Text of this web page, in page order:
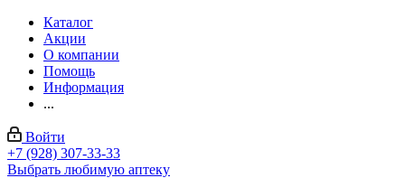
Каталог
Акции
О компании
Помощь
Информация
...
Войти
+7 (928) 307-33-33
Выбрать любимую аптеку